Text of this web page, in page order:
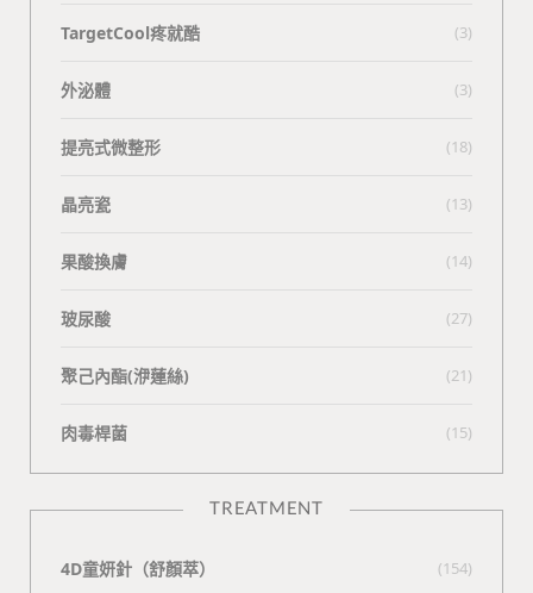
TargetCool疼就酷 (3)
外泌體 (3)
提亮式微整形 (18)
晶亮瓷 (13)
果酸換膚 (14)
玻尿酸 (27)
聚己內酯(洢蓮絲) (21)
肉毒桿菌 (15)
TREATMENT
4D童妍針（舒顏萃） (154)